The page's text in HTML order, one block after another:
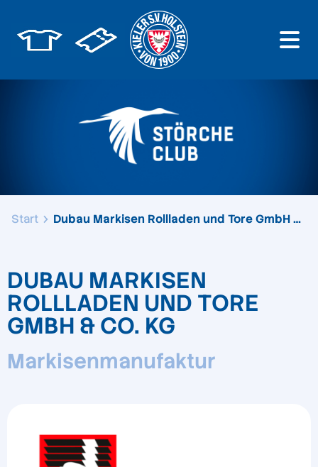
Start Dubau Markisen Rollladen und Tore GmbH & Co. K...
DUBAU MARKISEN
ROLLLADEN UND TORE
GMBH & CO. KG
Markisenmanufaktur